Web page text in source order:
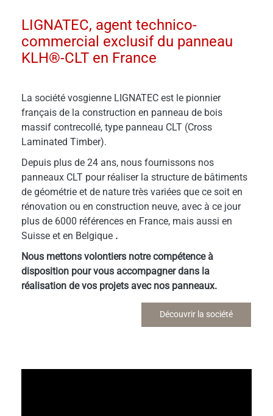
LIGNATEC, agent technico-
commercial exclusif du panneau
KLH®-CLT en France
La société vosgienne LIGNATEC est le pionnier
français de la construction en panneau de bois
massif contrecollé, type panneau CLT (Cross
Laminated Timber).
Depuis plus de 24 ans, nous fournissons nos
panneaux CLT pour réaliser la structure de bâtiments
de géométrie et de nature très variées que ce soit en
rénovation ou en construction neuve, avec à ce jour
plus de 6000 références en France, mais aussi en
Suisse et en Belgique .
Nous mettons volontiers notre compétence à
disposition pour vous accompagner dans la
réalisation de vos projets avec nos panneaux.
Découvrir la société